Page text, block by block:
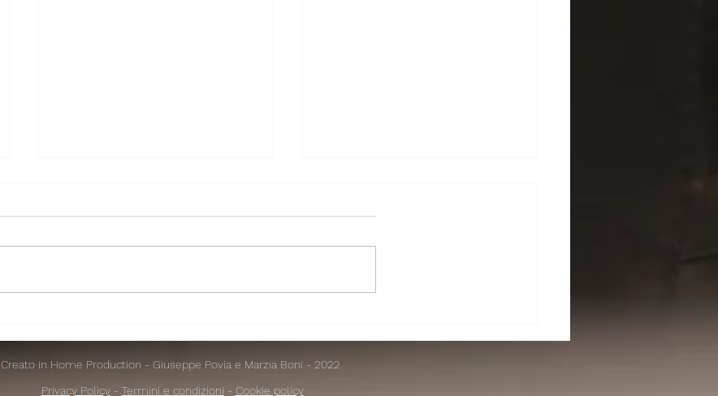
feste e delle sagre).
Creato in Home Production - Giuseppe Povia e Marzia Boni - 2022
Privacy Policy- Termini e condizioni - Cookie policy